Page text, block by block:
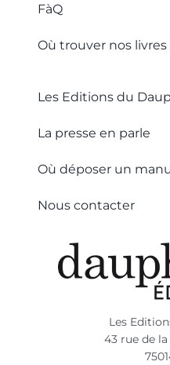
FàQ
Où trouver nos livres
Les Editions du
La presse en parle
Où déposer un
Nous contacter
Les
43 rue de